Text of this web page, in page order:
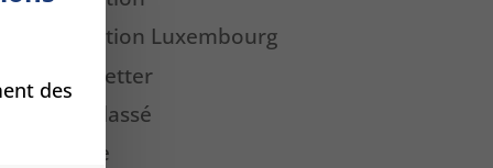
Médiation Luxembourg
Newsletter
Non classé
Presse
des